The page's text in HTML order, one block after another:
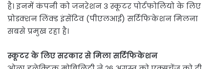
है। इनमें कंपनी को जनरेशन 3 स्कूटर पोर्टफोलियो के लिए
प्रोडक्शन लिंक्ड इंसेंटिव (पीएलआई) सर्टिफिकेशन मिलना
सबसे प्रमुख रहा है।
स्कूटर के लिए सरकार से मिला सर्टिफिकेशन